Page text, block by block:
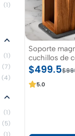
(1)
(1)
(7)
(4)
(1)
(5)
Soporte
cuchillos de
$499.5
5.0